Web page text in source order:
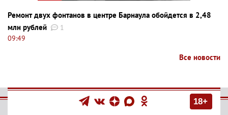
Ремонт двух фонтанов в центре Барнаула обойдется в 2,48
млн рублей
1
09:49
Все новости
18+